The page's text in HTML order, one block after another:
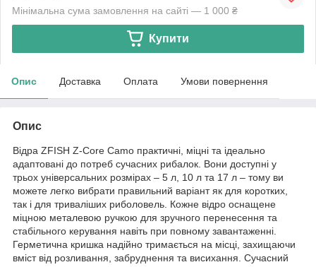
Мінімальна сума замовлення на сайті — 1 000 ₴
Купити
Опис Доставка Оплата Умови повернення
Опис
Відра ZFISH Z-Core Camo практичні, міцні та ідеально
адаптовані до потреб сучасних рибалок. Вони доступні у
трьох універсальних розмірах – 5 л, 10 л та 17 л – тому ви
можете легко вибрати правильний варіант як для коротких,
так і для триваліших риболовель. Кожне відро оснащене
міцною металевою ручкою для зручного перенесення та
стабільного керування навіть при повному завантаженні.
Герметична кришка надійно тримається на місці, захищаючи
вміст від розливання, забруднення та висихання. Сучасний